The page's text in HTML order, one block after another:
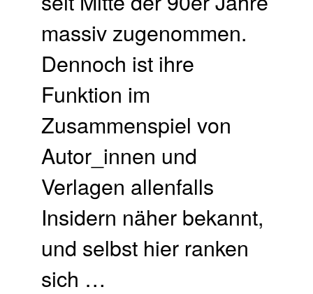
massiv zugenommen.
Dennoch ist ihre
Funktion im
Zusammenspiel von
Autor_innen und
Verlagen allenfalls
Insidern näher bekannt,
und selbst hier ranken
sich …